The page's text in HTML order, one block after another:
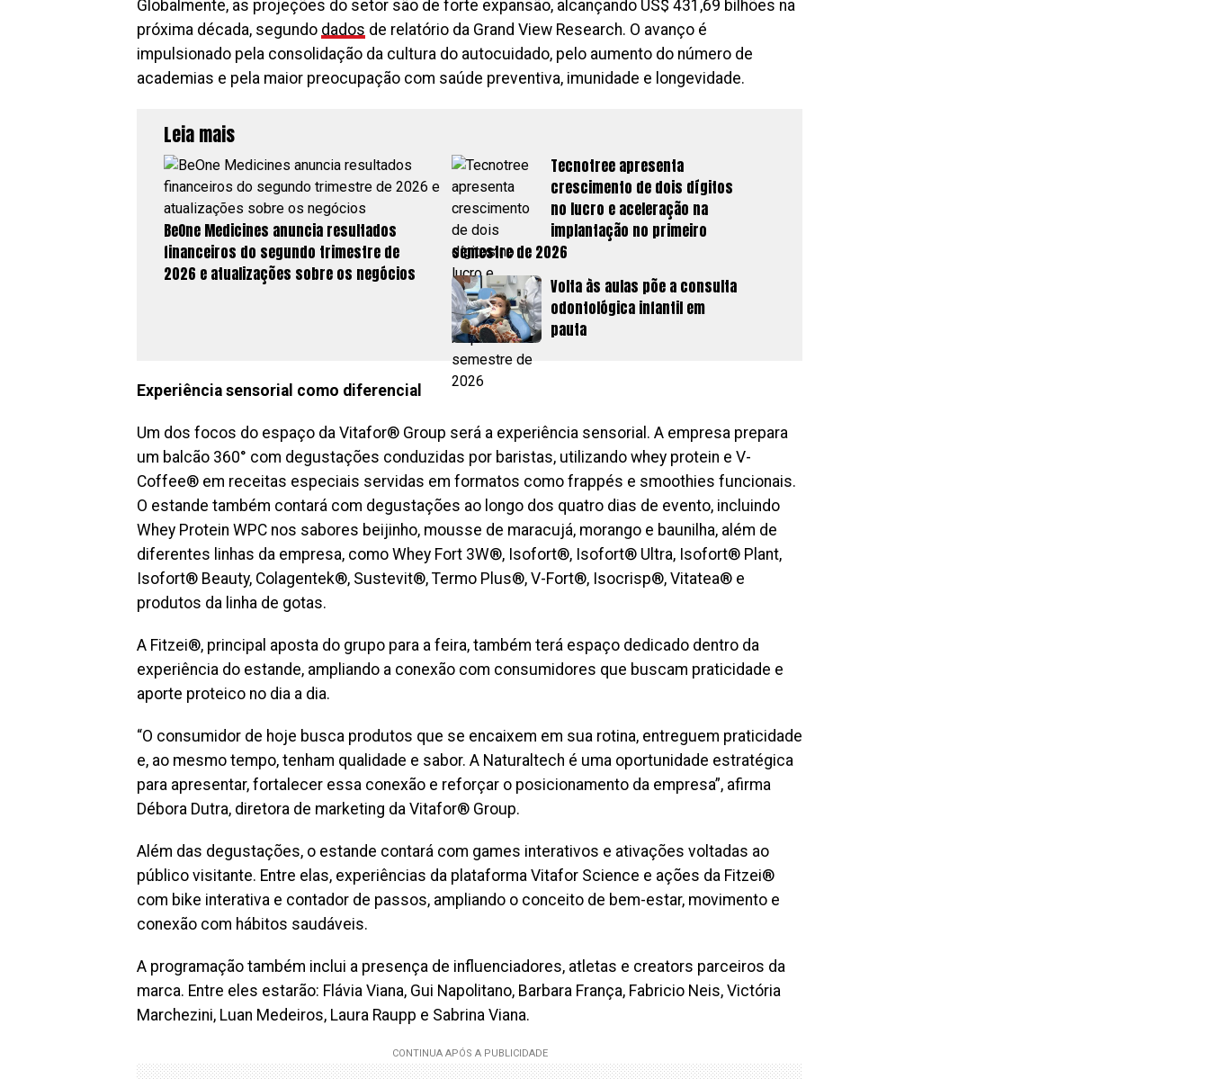
Globalmente, as projeções do setor são de forte expansão, alcançando US$ 431,69 bilhões na
próxima década, segundo dados de relatório da Grand View Research. O avanço é
impulsionado pela consolidação da cultura do autocuidado, pelo aumento do número de
academias e pela maior preocupação com saúde preventiva, imunidade e longevidade.
Leia mais
BeOne Medicines anuncia resultados
financeiros do segundo trimestre de
2026 e atualizações sobre os negócios
Tecnotree apresenta
crescimento de dois dígitos
no lucro e aceleração na
implantação no primeiro
semestre de 2026
Volta às aulas põe a consulta
odontológica infantil em
pauta
Experiência sensorial como diferencial
Um dos focos do espaço da Vitafor® Group será a experiência sensorial. A empresa prepara
um balcão 360° com degustações conduzidas por baristas, utilizando whey protein e V-
Coffee® em receitas especiais servidas em formatos como frappés e smoothies funcionais.
O estande também contará com degustações ao longo dos quatro dias de evento, incluindo
Whey Protein WPC nos sabores beijinho, mousse de maracujá, morango e baunilha, além de
diferentes linhas da empresa, como Whey Fort 3W®, Isofort®, Isofort® Ultra, Isofort® Plant,
Isofort® Beauty, Colagentek®, Sustevit®, Termo Plus®, V-Fort®, Isocrisp®, Vitatea® e
produtos da linha de gotas.
A Fitzei®, principal aposta do grupo para a feira, também terá espaço dedicado dentro da
experiência do estande, ampliando a conexão com consumidores que buscam praticidade e
aporte proteico no dia a dia.
“O consumidor de hoje busca produtos que se encaixem em sua rotina, entreguem praticidade
e, ao mesmo tempo, tenham qualidade e sabor. A Naturaltech é uma oportunidade estratégica
para apresentar, fortalecer essa conexão e reforçar o posicionamento da empresa”, afirma
Débora Dutra, diretora de marketing da Vitafor® Group.
Além das degustações, o estande contará com games interativos e ativações voltadas ao
público visitante. Entre elas, experiências da plataforma Vitafor Science e ações da Fitzei®
com bike interativa e contador de passos, ampliando o conceito de bem-estar, movimento e
conexão com hábitos saudáveis.
A programação também inclui a presença de influenciadores, atletas e creators parceiros da
marca. Entre eles estarão: Flávia Viana, Gui Napolitano, Barbara França, Fabricio Neis, Victória
Marchezini, Luan Medeiros, Laura Raupp e Sabrina Viana.